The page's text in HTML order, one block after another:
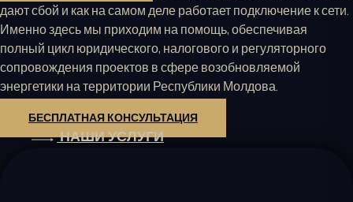
дают сбой и как на самом деле работает подключение к сети.
Именно здесь мы приходим на помощь, обеспечивая
полный цикл юридического, налогового и регуляторного
сопровождения проектов в сфере возобновляемой
энергетики на территории Республики Молдова.
БЕСПЛАТНАЯ КОНСУЛЬТАЦИЯ
НАШИ УСЛУГИ